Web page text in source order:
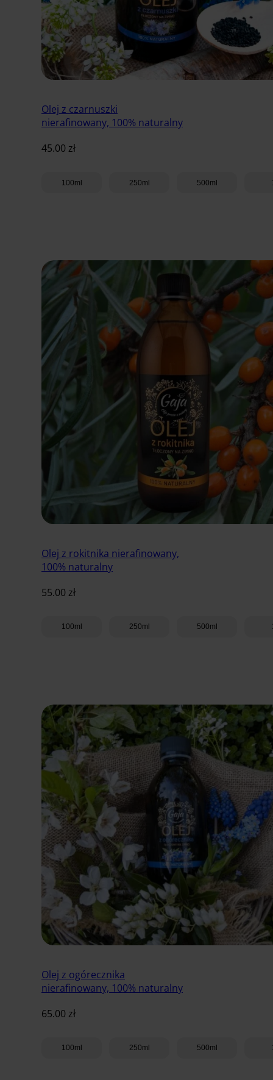
Olej z czarnuszki
nierafinowany, 100% naturalny
45.00 zł
100ml 250ml 500ml
Olej z rokitnika nierafinowany,
100% naturalny
55.00 zł
100ml 250ml 500ml
Olej z ogórecznika
nierafinowany, 100% naturalny
65.00 zł
100ml 250ml 500ml